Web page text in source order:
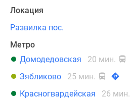
монолитных
корпусов
высотой
в
этажей.
Теплые
бежевые
Локация
Развилка пос.
Метро
Домодедовская
20 мин.
Зябликово
25 мин.
Красногвардейская
26 мин.